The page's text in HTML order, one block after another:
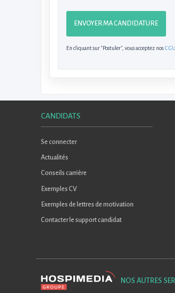
ENVOYER MA CANDIDATURE
En cliquant sur "Postuler", vous acceptez nos CGU
CANDIDATS
Se connecter
Actualités
Conseils carrière
Exemples CV
Exemples de lettres de motivation
Contacter le support candidat
NOS AUTRES